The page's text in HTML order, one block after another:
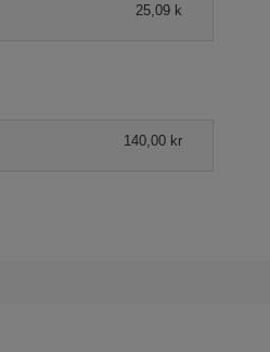
25,09 k
140,00 kr